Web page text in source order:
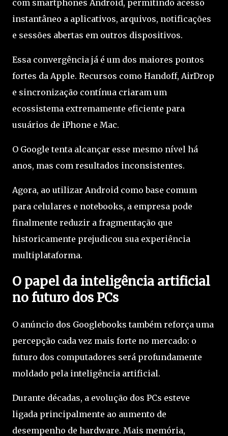
com smartphones Android, permitindo acesso
instantâneo a aplicativos, arquivos, notificações
e sessões abertas em outros dispositivos.
Essa convergência já é um dos maiores pontos
fortes da Apple. Recursos como Handoff, AirDrop
e sincronização contínua criaram um
ecossistema extremamente eficiente para
usuários de iPhone e Mac.
O Google tenta alcançar esse mesmo nível há
anos, mas com resultados inconsistentes.
Agora, ao utilizar Android como base comum
para celulares e notebooks, a empresa pode
finalmente reduzir a fragmentação que
historicamente prejudicou sua experiência
multiplataforma.
O papel da inteligência artificial
no futuro dos PCs
O anúncio dos Googlebooks também reforça uma
percepção cada vez mais forte no mercado: o
futuro dos computadores será profundamente
moldado pela inteligência artificial.
Durante décadas, a evolução dos PCs esteve
ligada principalmente ao aumento de
desempenho de hardware. Mais memória,